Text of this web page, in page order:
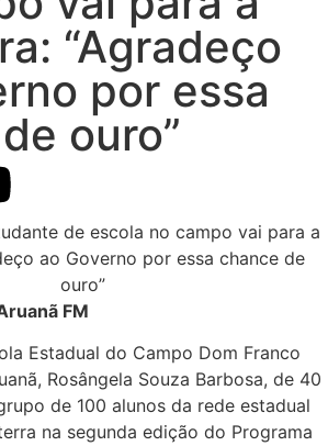
“Agradeço
por essa
ouro”
FM
Estadual do Campo Dom Franco
Rosângela Souza Barbosa, de 40
de 100 alunos da rede estadual
na segunda edição do Programa